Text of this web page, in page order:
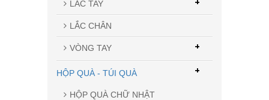
LẮC TAY
LẮC CHÂN
VÒNG TAY +
HỘP QUÀ - TÚI QUÀ
HỘP QUÀ CHỮ NHẬT
+